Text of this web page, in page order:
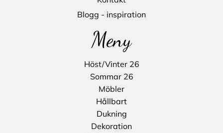
Blogg - inspiration
Meny
Höst/Vinter 26
Sommar 26
Möbler
Hållbart
Dukning
Dekoration